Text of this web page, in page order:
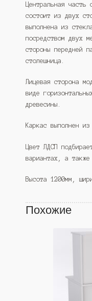
Центральная
состоит из двух
выполнена из
посредством двух
стороны передней
столешница.
Лицевая сторона
виде
древесины.
Каркас выполнен
Цвет ЛДСП
вариантах, а также
Высота 1200мм,
Похожие